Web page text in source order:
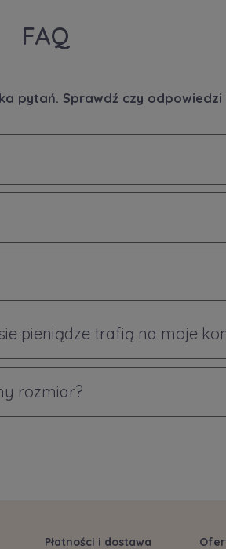
FAQ
pytań. Sprawdź czy odpowiedzi
pieniądze trafią na moje
rozmiar?
Płatności i dostawa